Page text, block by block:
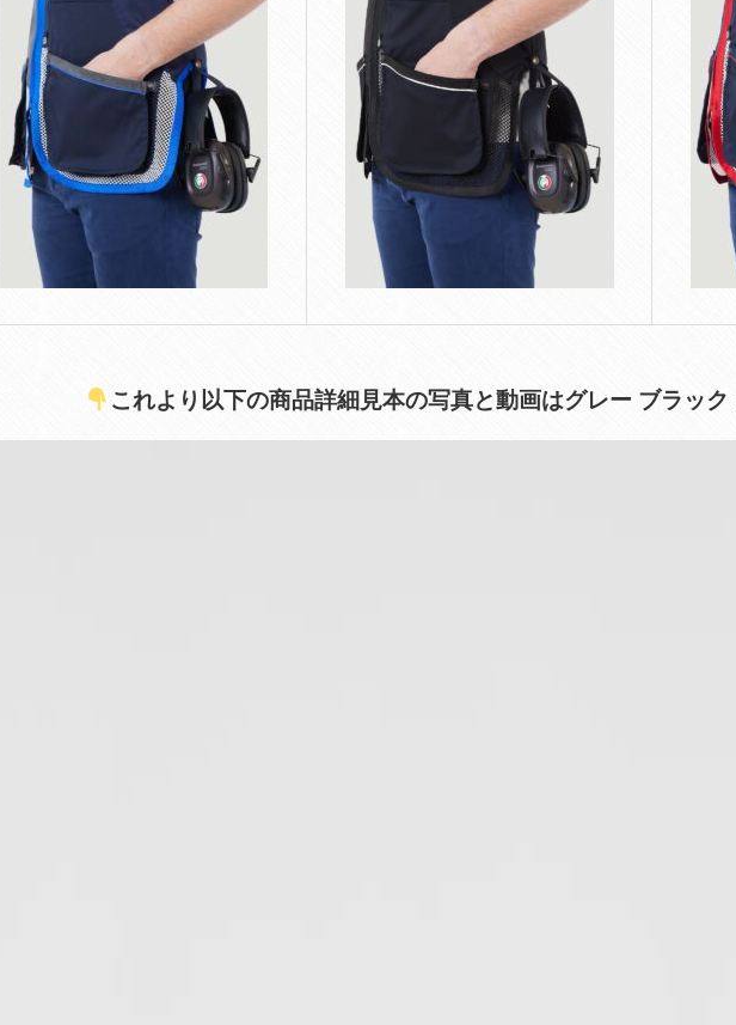
これより以下の商品詳細見本の写真と動画はグレー ブラック